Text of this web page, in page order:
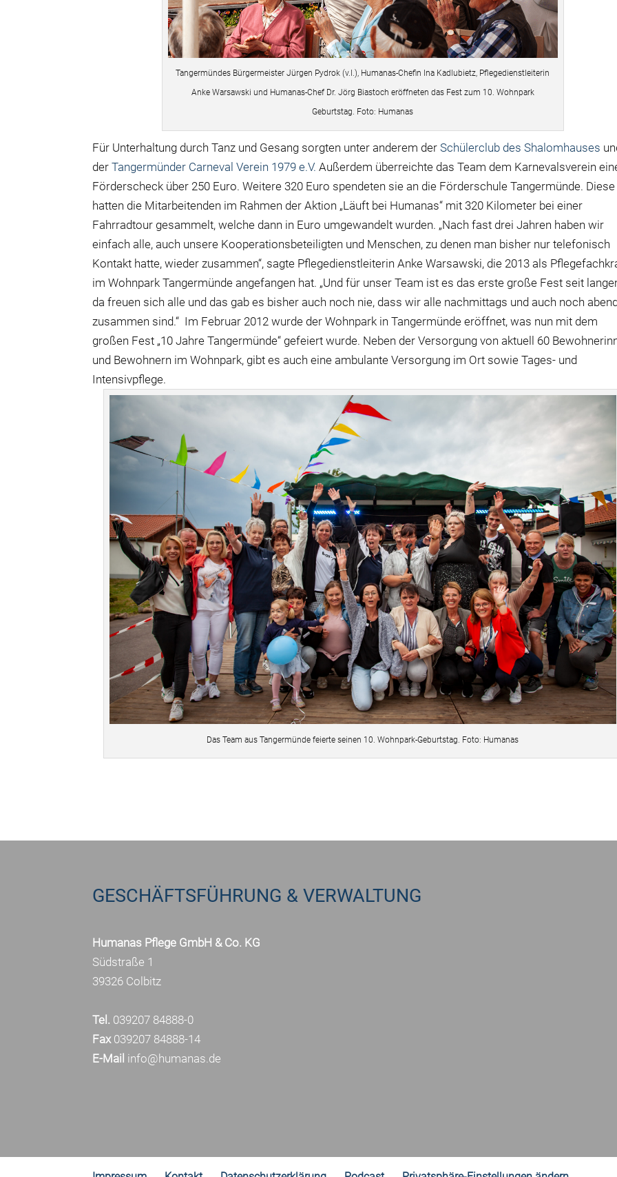
Tangermündes Bürgermeister Jürgen Pydrok (v.l.), Humanas-Chefin Ina Kadlubietz, Pflegedienstleiterin
Anke Warsawski und Humanas-Chef Dr. Jörg Biastoch eröffneten das Fest zum 10. Wohnpark
Geburtstag. Foto: Humanas
Für Unterhaltung durch Tanz und Gesang sorgten unter anderem derSchülerclub des Shalomhauses
derTangermünder Carneval Verein 1979 e.V. Außerdem überreichte das Team dem Karnevalsverein
Förderscheck über 250 Euro. Weitere 320 Euro spendeten sie an die Förderschule Tangermünde. Diese
hatten die Mitarbeitenden im Rahmen der Aktion „Läuft bei Humanas“ mit 320 Kilometer bei einer
Fahrradtour gesammelt, welche dann in Euro umgewandelt wurden. „Nach fast drei Jahren haben wir
einfach alle, auch unsere Kooperationsbeteiligten und Menschen, zu denen man bisher nur telefonisch
Kontakt hatte, wieder zusammen“, sagte Pflegedienstleiterin Anke Warsawski, die 2013 als
im Wohnpark Tangermünde angefangen hat. „Und für unser Team ist es das erste große Fest seit
da freuen sich alle und das gab es bisher auch noch nie, dass wir alle nachmittags und auch noch
zusammen sind.“ Im Februar 2012 wurde der Wohnpark in Tangermünde eröffnet, was nun mit dem
großen Fest „10 Jahre Tangermünde“ gefeiert wurde. Neben der Versorgung von aktuell 60
und Bewohnern im Wohnpark, gibt es auch eine ambulante Versorgung im Ort sowie Tages- und
Intensivpflege.
Das Team aus Tangermünde feierte seinen 10. Wohnpark-Geburtstag. Foto: Humanas
GESCHÄFTSFÜHRUNG & VERWALTUNG
Humanas Pflege GmbH & Co. KG
Südstraße 1
39326 Colbitz
Tel. 039207 84888-0
Fax039207 84888-14
E-Mail info@humanas.de